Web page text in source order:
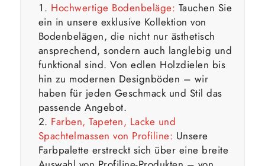
Hochwertige Bodenbeläge: Tauchen Sie
ein in unsere exklusive Kollektion von
Bodenbelägen, die nicht nur ästhetisch
ansprechend, sondern auch langlebig und
funktional sind. Von edlen Holzdielen bis
hin zu modernen Designböden – wir
haben für jeden Geschmack und Stil das
passende Angebot.
Farben, Tapeten, Lacke und
Spachtelmassen von Profiline: Unsere
Farbpalette erstreckt sich über eine breite